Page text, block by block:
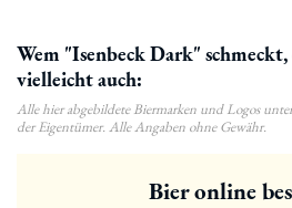
Wem "Isenbeck Dark"
vielleicht auch:
Alle hier abgebildete Biermarken und Logos
der Eigentümer. Alle Angaben ohne Gewähr.
Bier online